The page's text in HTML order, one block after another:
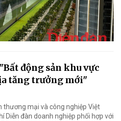
động sản khu vực
tăng trưởng mới"
thương mại và công nghiệp Việt
Diễn đàn doanh nghiệp phối hợp với